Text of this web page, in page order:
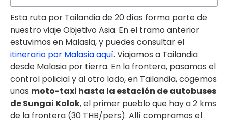
Esta ruta por Tailandia de 20 días forma parte de
nuestro viaje Objetivo Asia. En el tramo anterior
estuvimos en Malasia, y puedes consultar el
itinerario por Malasia aquí. Viajamos a Tailandia
desde Malasia por tierra. En la frontera, pasamos el
control policial y al otro lado, en Tailandia, cogemos
unas moto-taxi hasta la estación de autobuses
de Sungai Kolok, el primer pueblo que hay a 2 kms
de la frontera (30 THB/pers). Allí compramos el